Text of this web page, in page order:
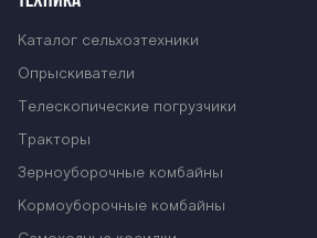
BTZ-254К
254К
Каталог сельхозтехники
Опрыскиватели
Телескопические погрузчики
Тракторы
Зерноуборочные комбайны
Кормоуборочные комбайны